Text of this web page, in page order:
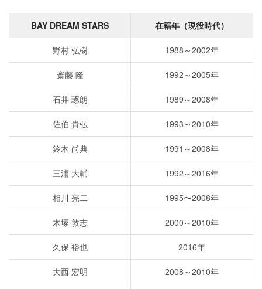
BAY DREAM STARS 在籍年（現役時代）
野村 弘樹 1988～2002年
齋藤 隆 1992～2005年
石井 琢朗 1989～2008年
佐伯 貴弘 1993～2010年
鈴木 尚典 1991～2008年
三浦 大輔 1992～2016年
相川 亮二 1995〜2008年
木塚 敦志 2000～2010年
久保 裕也 2016年
大西 宏明 2008～2010年